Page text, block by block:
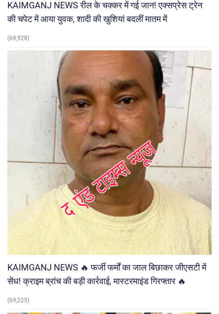
KAIMGANJ NEWS रील के चक्कर में गई जान! एक्सप्रेस ट्रेन
की चपेट में आया युवक, शादी की खुशियां बदलीं मातम में
(69,928)
KAIMGANJ NEWS 🔥 फर्जी फर्मों का जाल बिछाकर जीएसटी में
सेंध! क्राइम ब्रांच की बड़ी कार्रवाई, मास्टरमाइंड गिरफ्तार 🔥
(69,225)